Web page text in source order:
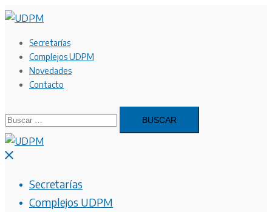
Saltar
contenidoSecretarías
Complejos UDPM
Novedades
Contacto
Buscar:
Cerrar
Secretarías
Complejos UDPM